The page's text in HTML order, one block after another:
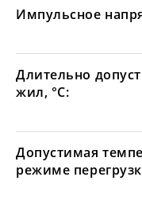
Импульсное
Длительно
жил, °С:
Допустимая
режиме